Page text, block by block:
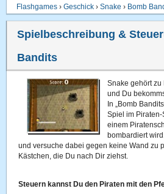
Flashgames ›Geschick ›Snake › Bomb
Spielbeschreibung &
Bandits
Snake gehört
und Du
In „Bomb
Spiel im
einem
bombardiert
und versuche dabei gegen keine Wand zu
Kästchen, die Du nach Dir ziehst.
Steuern kannst Du den Piraten mit den